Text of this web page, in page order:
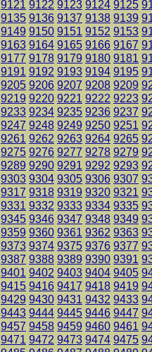
9121 9122 9123 9124 9125
9135 9136 9137 9138 9139
9149 9150 9151 9152 9153
9163 9164 9165 9166 9167
9177 9178 9179 9180 9181
9191 9192 9193 9194 9195
9205 9206 9207 9208 9209
9219 9220 9221 9222 9223
9233 9234 9235 9236 9237
9247 9248 9249 9250 9251
9261 9262 9263 9264 9265
9275 9276 9277 9278 9279
9289 9290 9291 9292 9293
9303 9304 9305 9306 9307
9317 9318 9319 9320 9321
9331 9332 9333 9334 9335
9345 9346 9347 9348 9349
9359 9360 9361 9362 9363
9373 9374 9375 9376 9377
9387 9388 9389 9390 9391
9401 9402 9403 9404 9405
9415 9416 9417 9418 9419
9429 9430 9431 9432 9433
9443 9444 9445 9446 9447
9457 9458 9459 9460 9461
9471 9472 9473 9474 9475